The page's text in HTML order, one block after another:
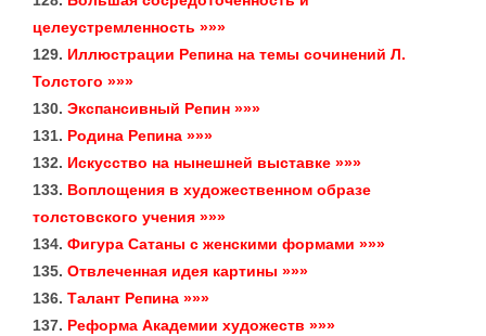
целеустремленность »»»
129. Иллюстрации Репина на темы сочинений Л.
Толстого »»»
130. Экспансивный Репин »»»
131. Родина Репина »»»
132. Искусство на нынешней выставке »»»
133. Воплощения в художественном образе
толстовского учения »»»
134. Фигура Сатаны с женскими формами »»»
135. Отвлеченная идея картины »»»
136. Талант Репина »»»
137. Реформа Академии художеств »»»